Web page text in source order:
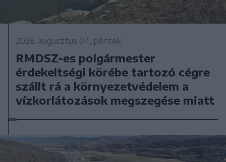
2026. augusztus 07., péntek
RMDSZ-es polgármester
érdekeltségi körébe tartozó cégre
szállt rá a környezetvédelem a
vízkorlátozások megszegése miatt